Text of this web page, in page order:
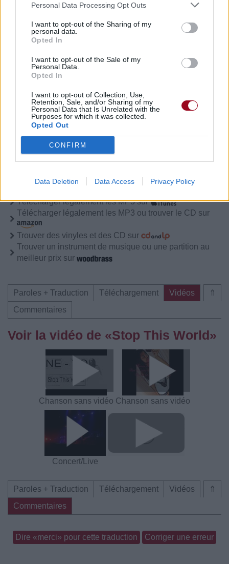
Personal Data Processing Opt Outs
I want to opt-out of the Sharing of my
personal data.
Opted In
I want to opt-out of the Sale of my
Personal Data.
Opted In
I want to opt-out of Collection, Use,
Retention, Sale, and/or Sharing of my
Personal Data that Is Unrelated with the
Purposes for which it was collected.
Opted Out
CONFIRM
Data Deletion Data Access Privacy Policy
Publié parKyna.Fan2Ne-Yo 9137 3
le 22 juin
2008 à 17h52.
Paroles + Traduction Téléchargement
Vidéos
Commentaires
Télécharger légalement les MP3 sur
Télécharger légalement les MP3 ou trouver le CD sur
Trouver des vinyles et des CD sur
Trouver un instrument de musique ou une partition au
meilleur prix sur
⇑
Paroles + Traduction Téléchargement
Vidéos
Commentaires
Voir la vidéo de «Stop This World»
Chanson sans vidéo Chanson sans vidéo
Concert/Live
⇑
Paroles + Traduction Téléchargement
Vidéos
Commentaires
Dire «merci» pour cette traduction Corriger une erreur